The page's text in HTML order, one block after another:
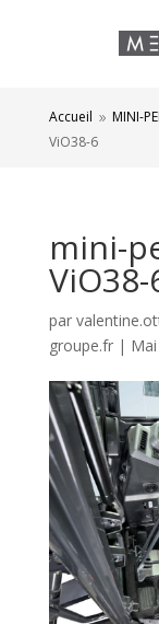
Accueil 9 MINI-
ViO38-6
mini-
ViO38-
par
groupe.fr|